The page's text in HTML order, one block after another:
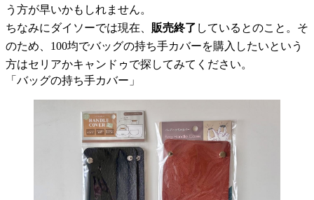
う方が早いかもしれません。
ちなみにダイソーでは現在、 販売終了 しているとのこと。そ
のため、100均でバッグの持ち手カバーを購入したいという
方はセリアかキャンドゥで探してみてください。
「バッグの持ち手カバー」